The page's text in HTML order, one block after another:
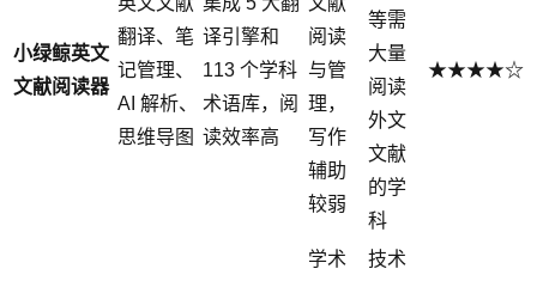
小绿鲸英文
文献阅读器
翻译、笔
记管理、
AI 解析、
思维导图
译引擎和
113 个学科
术语库，阅
读效率高
阅读
与管
理，
写作
辅助
较弱
等需
大量
阅读
外文
文献
的学
科
★★★★☆
学术
技术